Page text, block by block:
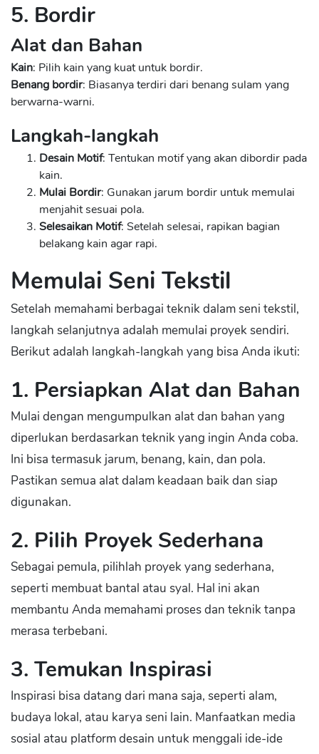
5. Bordir
Alat dan Bahan
Kain: Pilih kain yang kuat untuk bordir.
Benang bordir: Biasanya terdiri dari benang sulam yang
berwarna-warni.
Langkah-langkah
Desain Motif: Tentukan motif yang akan dibordir pada
kain.
Mulai Bordir: Gunakan jarum bordir untuk memulai
menjahit sesuai pola.
Selesaikan Motif: Setelah selesai, rapikan bagian
belakang kain agar rapi.
Memulai Seni Tekstil
Setelah memahami berbagai teknik dalam seni tekstil,
langkah selanjutnya adalah memulai proyek sendiri.
Berikut adalah langkah-langkah yang bisa Anda ikuti:
1. Persiapkan Alat dan Bahan
Mulai dengan mengumpulkan alat dan bahan yang
diperlukan berdasarkan teknik yang ingin Anda coba.
Ini bisa termasuk jarum, benang, kain, dan pola.
Pastikan semua alat dalam keadaan baik dan siap
digunakan.
2. Pilih Proyek Sederhana
Sebagai pemula, pilihlah proyek yang sederhana,
seperti membuat bantal atau syal. Hal ini akan
membantu Anda memahami proses dan teknik tanpa
merasa terbebani.
3. Temukan Inspirasi
Inspirasi bisa datang dari mana saja, seperti alam,
budaya lokal, atau karya seni lain. Manfaatkan media
sosial atau platform desain untuk menggali ide-ide